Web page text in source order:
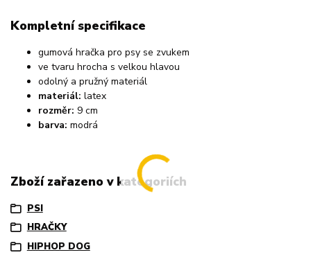
Kompletní specifikace
gumová hračka pro psy se zvukem
ve tvaru hrocha s velkou hlavou
odolný a pružný materiál
materiál: latex
rozměr: 9 cm
barva: modrá
Zboží zařazeno v kategoriích
PSI
HRAČKY
HIPHOP DOG